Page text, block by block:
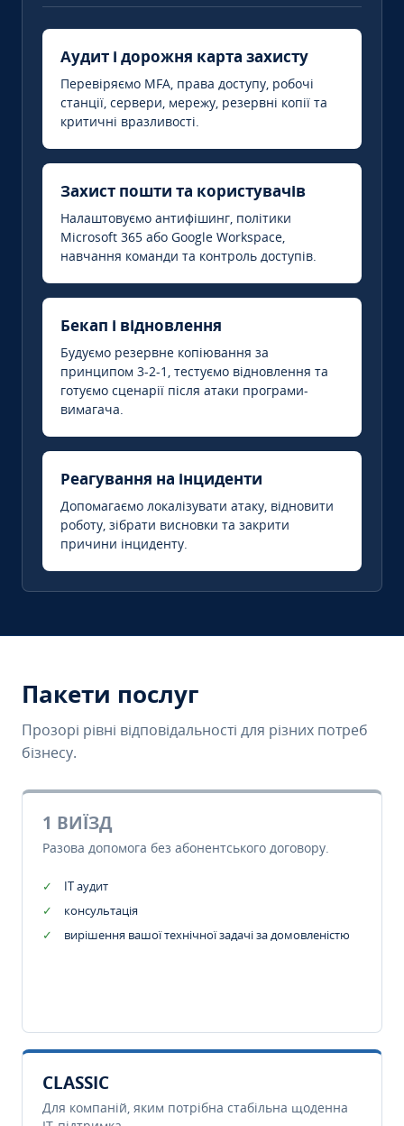
Аудит і дорожня карта захисту
Перевіряємо MFA, права доступу, робочі
станції, сервери, мережу, резервні копії та
критичні вразливості.
Захист пошти та користувачів
Налаштовуємо антифішинг, політики
Microsoft 365 або Google Workspace,
навчання команди та контроль доступів.
Бекап і відновлення
Будуємо резервне копіювання за
принципом 3-2-1, тестуємо відновлення та
готуємо сценарії після атаки програми-
вимагача.
Реагування на інциденти
Допомагаємо локалізувати атаку, відновити
роботу, зібрати висновки та закрити
причини інциденту.
Пакети послуг
Прозорі рівні відповідальності для різних потреб
бізнесу.
1 ВИЇЗД
Разова допомога без абонентського договору.
IT аудит
консультація
вирішення вашої технічної задачі за домовленістю
CLASSIC
Для компаній, яким потрібна стабільна щоденна